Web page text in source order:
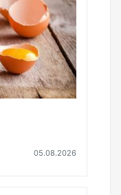
05.08.2026